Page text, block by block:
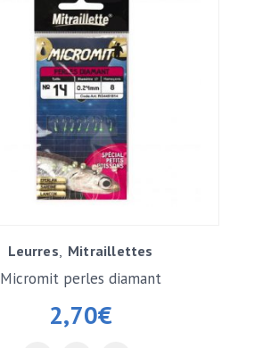
Leurres Mitraillettes
2,70€
Micromit perles diamant